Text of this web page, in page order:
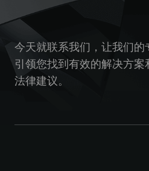
今天就联系我们，让我们的
引领您找到有效的解决方案
法律建议。